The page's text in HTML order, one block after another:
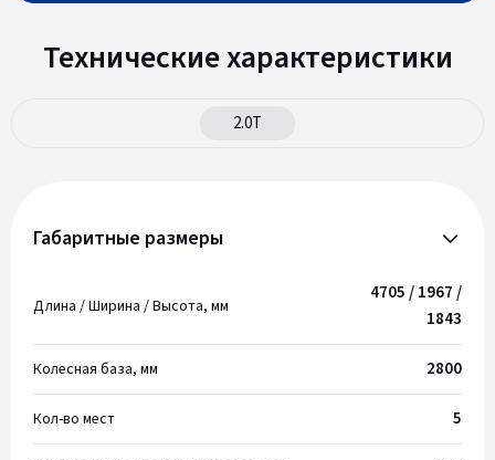
Технические характеристики
2.0T
Габаритные размеры
Длина / Ширина / Высота, мм
4705 / 1967 /
1843
Колесная база, мм 2800
Кол-во мест 5